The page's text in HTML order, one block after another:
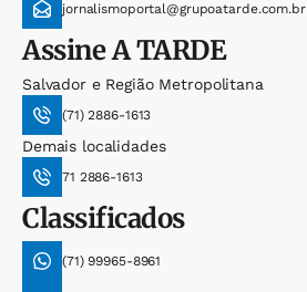
jornalismoportal@grupoatarde.com.br
AssineA TARDE
Salvador e Região Metropolitana
(71) 2886-1613
Demais localidades
71 2886-1613
Classificados
(71) 99965-8961